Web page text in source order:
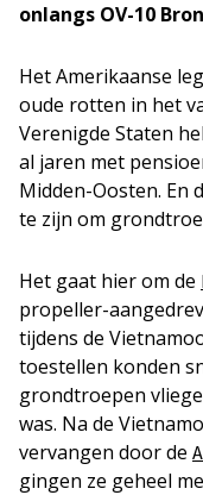
onlangs OV-10
Het Amerikaanse
oude rotten in het
Verenigde Staten
al jaren met
Midden-Oosten. En
te zijn om
Het gaat hier om de
propeller-
tijdens de
toestellen konden
grondtroepen
was. Na de
vervangen door de
gingen ze geheel